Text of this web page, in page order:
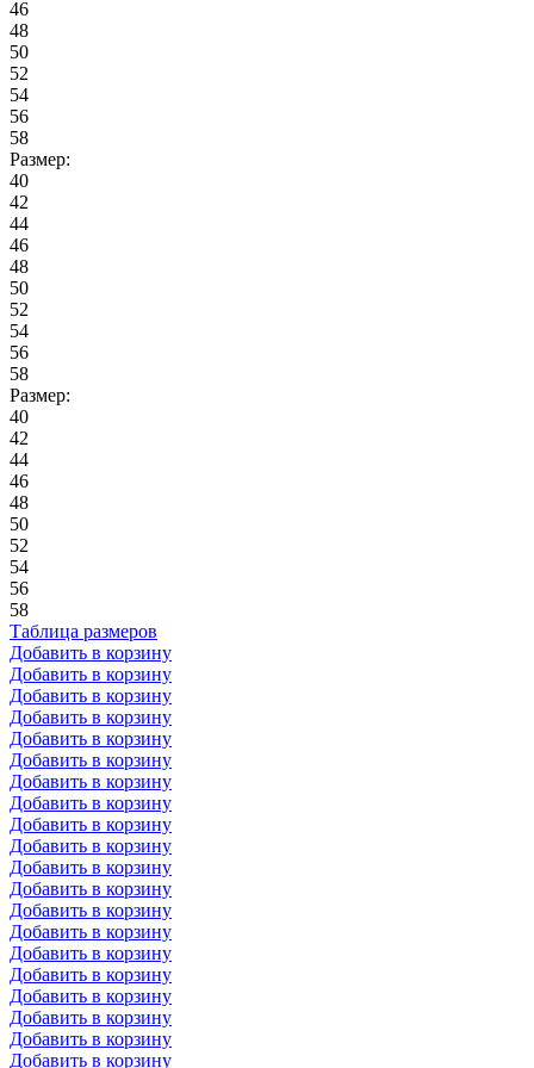
46
48
50
52
54
56
58
Размер:
40
42
44
46
48
50
52
54
56
58
Размер:
40
42
44
46
48
50
52
54
56
58
Таблица размеров
Добавить в корзину
Добавить в корзину
Добавить в корзину
Добавить в корзину
Добавить в корзину
Добавить в корзину
Добавить в корзину
Добавить в корзину
Добавить в корзину
Добавить в корзину
Добавить в корзину
Добавить в корзину
Добавить в корзину
Добавить в корзину
Добавить в корзину
Добавить в корзину
Добавить в корзину
Добавить в корзину
Добавить в корзину
Добавить в корзину